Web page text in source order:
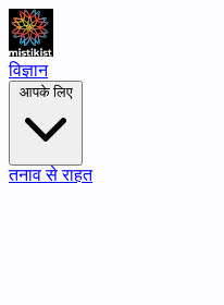
विज्ञान
आपके लिए
तनाव से राहत